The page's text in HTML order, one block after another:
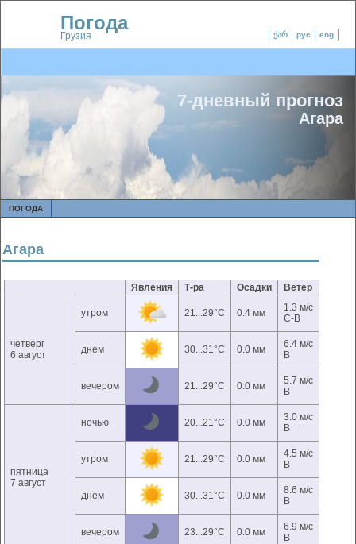
ქარ рус eng
Погода
Грузия
7-дневный прогноз
Агара
ПОГОДА
Агара
Явления Т-ра Осадки Ветер
четверг
6 август
утром 21...29°C 0.4 мм
1.3 м/с
С-В
днем 30...31°C 0.0 мм
6.4 м/с
В
вечером 21...29°C 0.0 мм
5.7 м/с
В
пятница
7 август
ночью 20...21°C 0.0 мм
3.0 м/с
В
утром 21...29°C 0.0 мм
4.5 м/с
В
днем 30...31°C 0.0 мм
8.6 м/с
В
вечером 23...29°C 0.0 мм
6.9 м/с
В